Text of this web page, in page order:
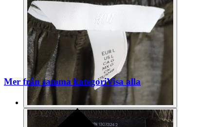
Mer från samma kategoriVisa alla